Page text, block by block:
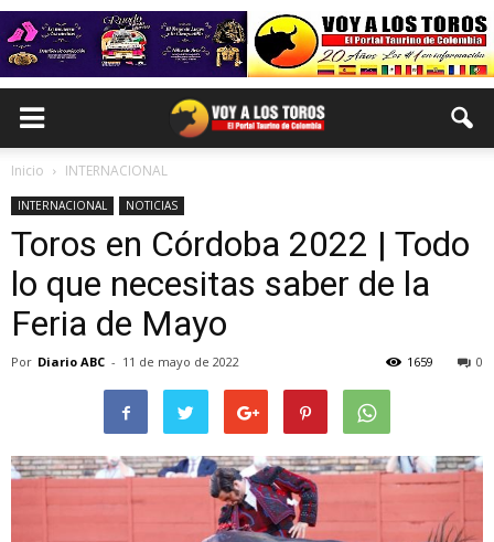
Inicio INTERNACIONAL
INTERNACIONAL NOTICIAS
Toros en Córdoba 2022 | Todo
lo que necesitas saber de la
Feria de Mayo
Por Diario ABC - 11 de mayo de 2022 0
1659